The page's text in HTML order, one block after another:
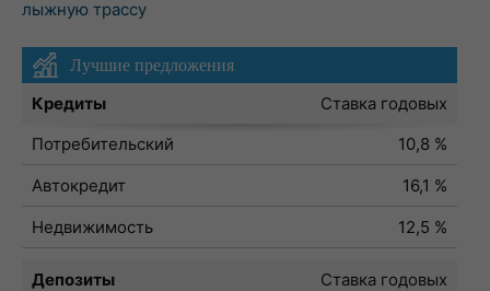
лыжную трассу
Лучшие предложения
Кредиты
Ставка годовых
Потребительский
10,8 %
Автокредит
16,1 %
Недвижимость
12,5 %
Депозиты
Ставка годовых